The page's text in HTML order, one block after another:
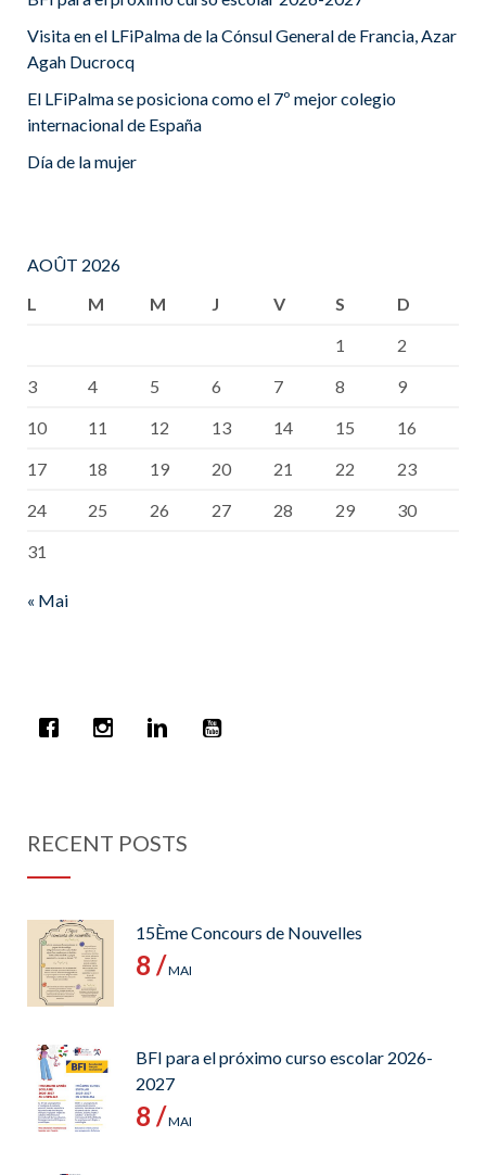
Visita en el LFiPalma de la Cónsul General de Francia, Azar
Agah Ducrocq
El LFiPalma se posiciona como el 7º mejor colegio
internacional de España
Día de la mujer
AOÛT 2026
L
M M J V S
D
1
2
3
4 5 6 7 8
9
10
11 12 13 14 15
16
17
18 19 20 21 22
23
24
25 26 27 28 29
30
31
« Mai
RECENT POSTS
15Ème Concours de Nouvelles
8 /MAI
BFI para el próximo curso escolar 2026-
2027
8 /MAI